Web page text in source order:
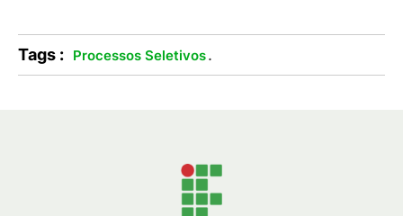
Tags : Processos Seletivos.